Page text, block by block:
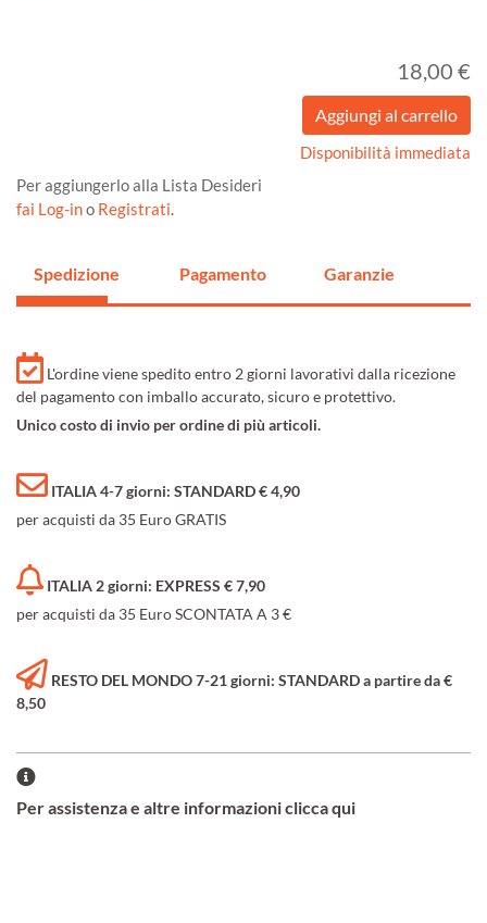
18,00 €
Disponibilità immediata
Per aggiungerlo alla Lista Desideri
fai Log-ino Registrati.
Spedizione Pagamento Garanzie
L'ordine viene spedito entro 2 giorni lavorativi dalla ricezione
del pagamento con imballo accurato, sicuro e protettivo.
Unico costo di invio per ordine di più articoli.
ITALIA 4-7 giorni: STANDARD € 4,90
per acquisti da 35 Euro GRATIS
ITALIA 2 giorni: EXPRESS € 7,90
per acquisti da 35 Euro SCONTATA A 3 €
RESTO DEL MONDO 7-21 giorni: STANDARD a partire da €
8,50
Per assistenza e altre informazioni clicca qui